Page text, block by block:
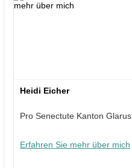
Heidi Eicher
Pro Senectute Kanton Glarus
Erfahren Sie mehr über mich